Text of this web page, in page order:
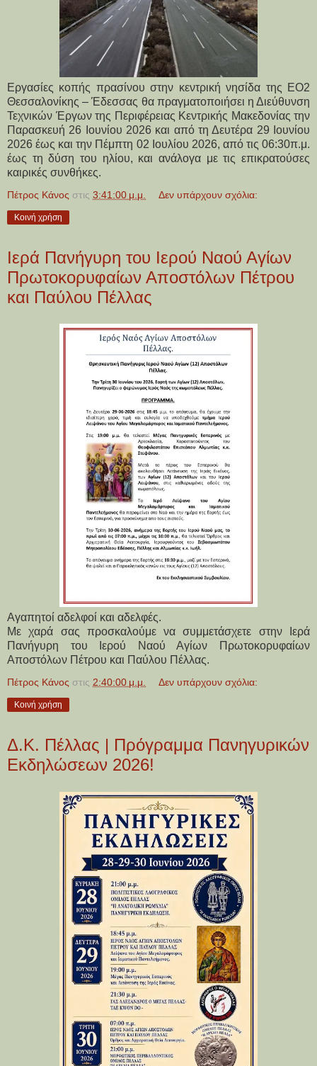
Εργασίες κοπής πρασίνου στην κεντρική νησίδα της ΕΟ2
Θεσσαλονίκης – Έδεσσας θα πραγματοποιήσει η Διεύθυνση
Τεχνικών Έργων της Περιφέρειας Κεντρικής Μακεδονίας την
Παρασκευή 26 Ιουνίου 2026 και από τη Δευτέρα 29 Ιουνίου
2026 έως και την Πέμπτη 02 Ιουλίου 2026, από τις 06:30π.μ.
έως τη δύση του ηλίου, και ανάλογα με τις επικρατούσες
καιρικές συνθήκες.
Πέτρος Κάνος στις 3:41:00 μ.μ. Δεν υπάρχουν σχόλια:
Κοινή χρήση
Ιερά Πανήγυρη του Ιερού Ναού Αγίων
Πρωτοκορυφαίων Αποστόλων Πέτρου
και Παύλου Πέλλας
Αγαπητοί αδελφοί και αδελφές.
Με χαρά σας προσκαλούμε να συμμετάσχετε στην Ιερά
Πανήγυρη του Ιερού Ναού Αγίων Πρωτοκορυφαίων
Αποστόλων Πέτρου και Παύλου Πέλλας.
Πέτρος Κάνος στις 2:40:00 μ.μ. Δεν υπάρχουν σχόλια:
Κοινή χρήση
Δ.Κ. Πέλλας | Πρόγραμμα Πανηγυρικών
Εκδηλώσεων 2026!